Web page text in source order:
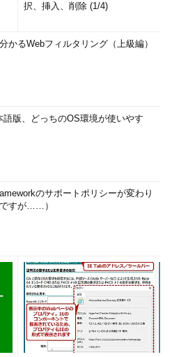
択、挿入、削除 (1/4)
かるWebフィルタリング（上級編）
語版、どっちのOS環境が使いやす
のサポートポリシーが変わり
すが……）